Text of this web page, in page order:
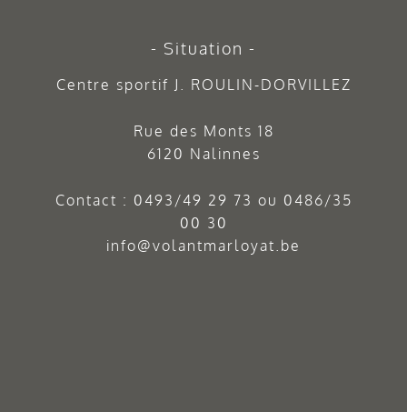
Situation
Centre sportif J. ROULIN-DORVILLEZ
Rue des Monts 18
6120 Nalinnes
Contact : 0493/49 29 73 ou 0486/35
00 30
info@volantmarloyat.be